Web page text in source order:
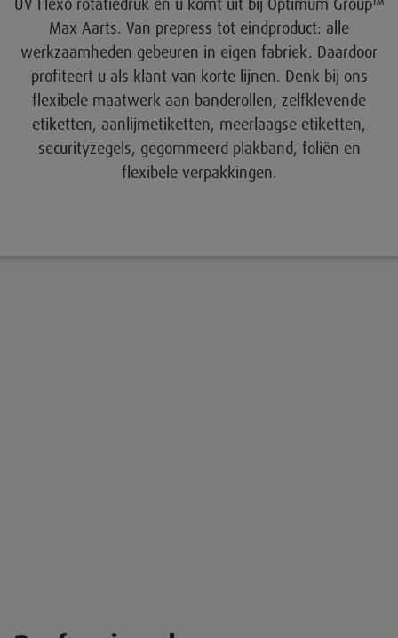
UV Flexo rotatiedruk en u komt uit bij Optimum Group™
Max Aarts. Van prepress tot eindproduct: alle
werkzaamheden gebeuren in eigen fabriek. Daardoor
profiteert u als klant van korte lijnen. Denk bij ons
flexibele maatwerk aan banderollen, zelfklevende
etiketten, aanlijmetiketten, meerlaagse etiketten,
securityzegels, gegommeerd plakband, foliën en
flexibele verpakkingen.